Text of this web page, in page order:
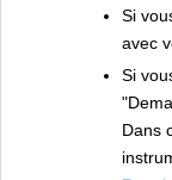
Si
avec
Si
Dans